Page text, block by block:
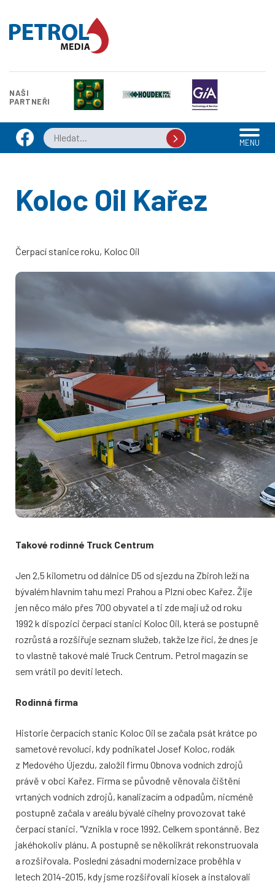
NAŠI
PARTNEŘI
MENU
Koloc Oil Kařez
Čerpací stanice roku, Koloc Oil
Takové rodinné Truck Centrum
Jen 2,5 kilometru od dálnice D5 od sjezdu na Zbiroh leží na
bývalém hlavním tahu mezi Prahou a Plzní obec Kařez. Žije
jen něco málo přes 700 obyvatel a ti zde mají už od roku
1992 k dispozici čerpací stanici Koloc Oil, která se postupně
rozrůstá a rozšiřuje seznam služeb, takže lze říci, že dnes je
to vlastně takové malé Truck Centrum. Petrol magazín se
sem vrátil po devíti letech.
Rodinná firma
Historie čerpacích stanic Koloc Oil se začala psát krátce po
sametové revoluci, kdy podnikatel Josef Koloc, rodák
z Medového Újezdu, založil firmu Obnova vodních zdrojů
právě v obci Kařez. Firma se původně věnovala čištění
vrtaných vodních zdrojů, kanalizacím a odpadům, nicméně
postupně začala v areálu bývalé cihelny provozovat také
čerpací stanici. "Vznikla v roce 1992. Celkem spontánně. Bez
jakéhokoliv plánu. A postupně se několikrát rekonstruovala
a rozšiřovala. Poslední zásadní modernizace proběhla v
letech 2014-2015, kdy jsme rozšiřovali kiosek a instalovali